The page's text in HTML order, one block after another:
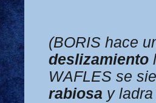
(BORIS hace
deslizamiento
WAFLES se
rabiosa y